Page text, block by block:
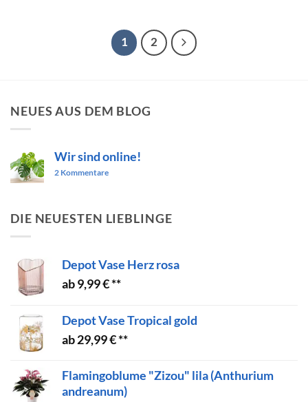
1 2
NEUES AUS DEM BLOG
Wir sind online!
2 Kommentarezu
DIE NEUESTEN LIEBLINGE
Depot Vase Herz rosa
9,99€
Depot Vase Tropical gold
29,99€
Flamingoblume "Zizou" lila (Anthurium
andreanum)